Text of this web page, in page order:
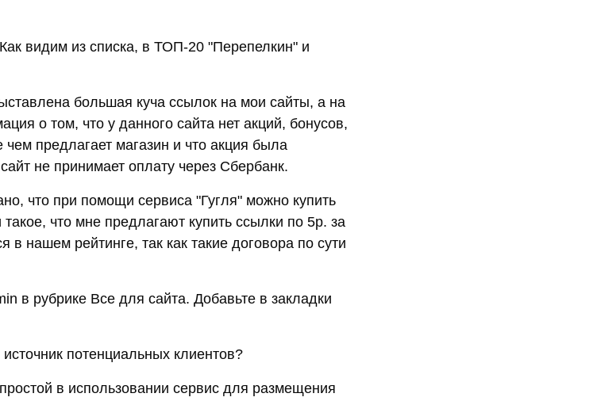
видим из списка, в ТОП-20 "Перепелкин" и
большая куча ссылок на мои сайты, а на
о том, что у данного сайта нет акций, бонусов,
чем предлагает магазин и что акция была
не принимает оплату через Сбербанк.
что при помощи сервиса "Гугля" можно купить
что мне предлагают купить ссылки по 5р. за
в нашем рейтинге, так как такие договора по сути
в рубрике Все для сайта. Добавьте в закладки
потенциальных клиентов?
в использовании сервис для размещения